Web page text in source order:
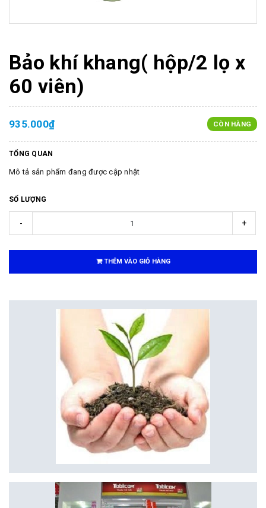
Bảo khí khang( hộp/2 lọ x
60 viên)
935.000₫ CÒN HÀNG
TỔNG QUAN
Mô tả sản phẩm đang được cập nhật
SỐ LƯỢNG
- +
THÊM VÀO GIỎ HÀNG